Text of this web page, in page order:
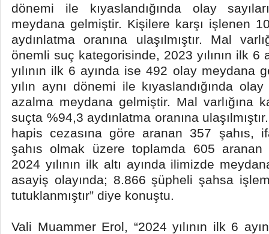
dönemi ile kıyaslandığında olay
meydana gelmiştir. Kişilere karşı işlenen
aydınlatma oranına ulaşılmıştır. Mal
önemli suç kategorisinde, 2023 yılının ilk 6
yılının ilk 6 ayında ise 492 olay meydana
yılın aynı dönemi ile kıyaslandığında olay
azalma meydana gelmiştir. Mal varlığına
suçta %94,3 aydınlatma oranına
hapis cezasına göre aranan 357 şahıs,
şahıs olmak üzere toplamda 605 aranan
2024 yılının ilk altı ayında ilimizde
asayiş olayında; 8.866 şüpheli şahsa
tutuklanmıştır” diye konuştu.
Vali Muammer Erol, “2024 yılının ilk 6